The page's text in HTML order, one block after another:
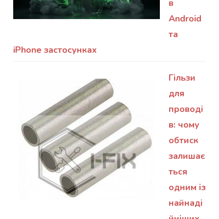
в
Android
та
iPhone застосунках
Гільзи
для
проводі
в: чому
обтиск
залишає
ться
одним із
найнаді